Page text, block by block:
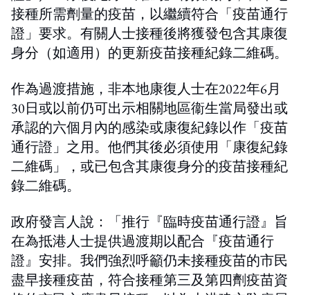
接種所需劑量的疫苗，以繼續符合「疫苗通行
證」要求。有關人士接種後將獲發包含其康復
身分（如適用）的更新疫苗接種紀錄二維碼。
作為過渡措施，非本地康復人士在2022年6月
30日或以前仍可出示相關地區衞生當局發出或
承認的六個月內的感染或康復紀錄以作「疫苗
通行證」之用。他們其後必須使用「康復紀錄
二維碼」，或已包含其康復身分的疫苗接種紀
錄二維碼。
政府發言人說：「推行『臨時疫苗通行證』旨
在為抵港人士提供過渡期以配合『疫苗通行
證』安排。我們強烈呼籲仍未接種疫苗的市民
盡早接種疫苗，符合接種第三及第四劑疫苗資